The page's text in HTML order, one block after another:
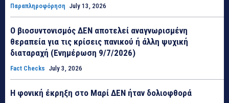
Παραπληροφόρηση July 13, 2026
Ο βιοσυντονισμός ΔΕΝ αποτελεί αναγνωρισμένη
θεραπεία για τις κρίσεις πανικού ή άλλη ψυχική
διαταραχή (Ενημέρωση 9/7/2026)
Fact Checks July 3, 2026
Η φονική έκρηξη στο Μαρί ΔΕΝ ήταν δολιοφθορά